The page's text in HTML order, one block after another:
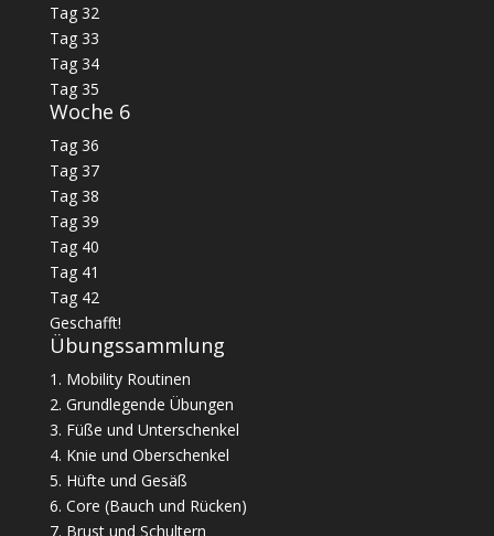
Tag 32
Tag 33
Tag 34
Tag 35
Woche 6
Tag 36
Tag 37
Tag 38
Tag 39
Tag 40
Tag 41
Tag 42
Geschafft!
Übungssammlung
1. Mobility Routinen
2. Grundlegende Übungen
3. Füße und Unterschenkel
4. Knie und Oberschenkel
5. Hüfte und Gesäß
6. Core (Bauch und Rücken)
7. Brust und Schultern